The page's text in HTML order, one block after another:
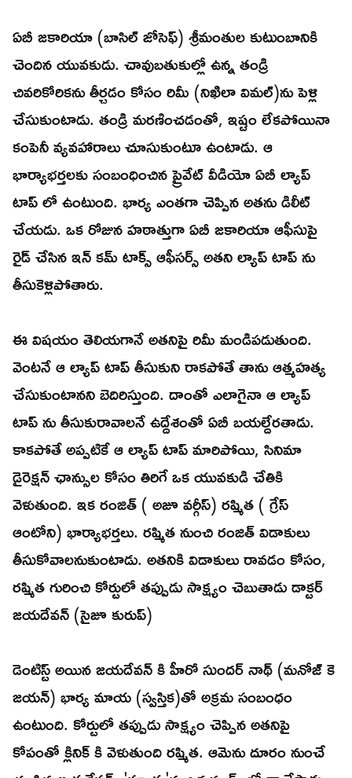
ఏబీ జకారియా (బాసిల్ జోసెఫ్) శ్రీమంతుల కుటుంబానికి
చెందిన యువకుడు. చావుబతుకుల్లో ఉన్న తండ్రి
చివరికోరికను తీర్చడం కోసం రిమీ (నిఖిలా విమల్)ను పెళ్లి
చేసుకుంటాడు. తండ్రి మరణించడంతో, ఇష్టం లేకపోయినా
కంపెనీ వ్యవహారాలు చూసుకుంటూ ఉంటాడు. ఆ
భార్యాభర్తలకు సంబంధించిన ప్రైవేట్ వీడియో ఏబీ ల్యాప్
టాప్ లో ఉంటుంది. భార్య ఎంతగా చెప్పిన అతను డిలీట్
చేయడు. ఒక రోజున హఠాత్తుగా ఏబీ జకారియా ఆఫీసుపై
రైడ్ చేసిన ఇన్ కమ్ టాక్స్ ఆఫీసర్స్ అతని ల్యాప్ టాప్ ను
తీసుకెళ్లిపోతారు.
ఈ విషయం తెలియగానే అతనిపై రిమీ మండిపడుతుంది.
వెంటనే ఆ ల్యాప్ టాప్ తీసుకుని రాకపోతే తాను ఆత్మహత్య
చేసుకుంటానని బెదిరిస్తుంది. దాంతో ఎలాగైనా ఆ ల్యాప్
టాప్ ను తీసుకురావాలనే ఉద్దేశంతో ఏబీ బయల్దేరతాడు.
కాకపోతే అప్పటికే ఆ ల్యాప్ టాప్ మారిపోయి, సినిమా
డైరెక్షన్ ఛాన్సుల కోసం తిరిగే ఒక యువకుడి చేతికి
వెళుతుంది. ఇక రంజిత్ ( అజూ వర్గీస్) రష్మిత ( గ్రేస్
ఆంటోని) భార్యాభర్తలు. రష్మిత నుంచి రంజిత్ విడాకులు
తీసుకోవాలనుకుంటాడు. అతనికి విడాకులు రావడం కోసం,
రష్మిత గురించి కోర్టులో తప్పుడు సాక్ష్యం చెబుతాడు డాక్టర్
జయదేవన్ (సైజూ కురుప్)
డెంటిస్ట్ అయిన జయదేవన్ కి హీరో సుందర్ నాథ్ (మనోజ్ కె
జయన్) భార్య మాయ (స్వస్తిక)తో అక్రమ సంబంధం
ఉంటుంది. కోర్టులో తప్పుడు సాక్ష్యం చెప్పిన అతనిపై
కోపంతో క్లినిక్ కి వెళుతుంది రష్మిత. ఆమెను దూరం నుంచే